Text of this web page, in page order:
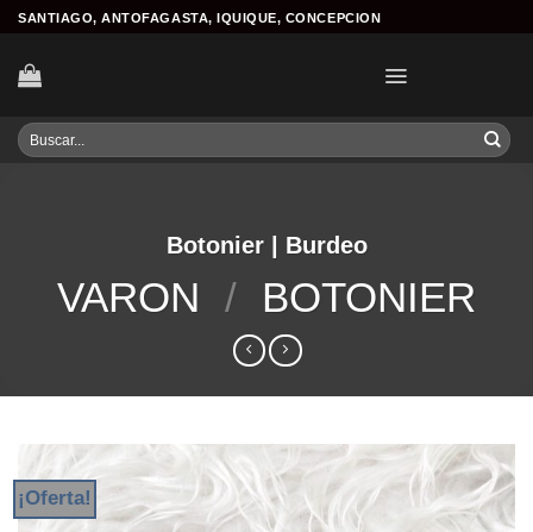
Skip
content
SANTIAGO, ANTOFAGASTA, IQUIQUE, CONCEPCION
Buscar
por:
Botonier | Burdeo
VARON / BOTONIER
¡Oferta!